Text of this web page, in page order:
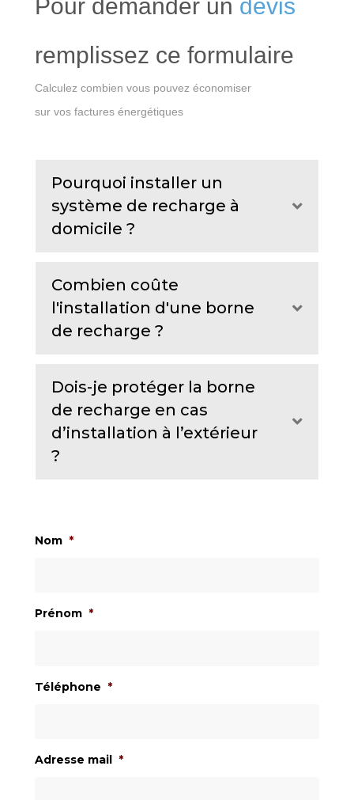
Pour demander un devis
remplissez ce formulaire
Calculez combien vous pouvez économiser
sur vos factures énergétiques
Pourquoi installer un
système de recharge à
domicile ?
Expand
Combien coûte
l'installation d'une borne
de recharge ?
Expand
Dois-je protéger la borne
de recharge en cas
d’installation à l’extérieur
?
Expand
Nom *
Prénom *
Téléphone *
Adresse mail *